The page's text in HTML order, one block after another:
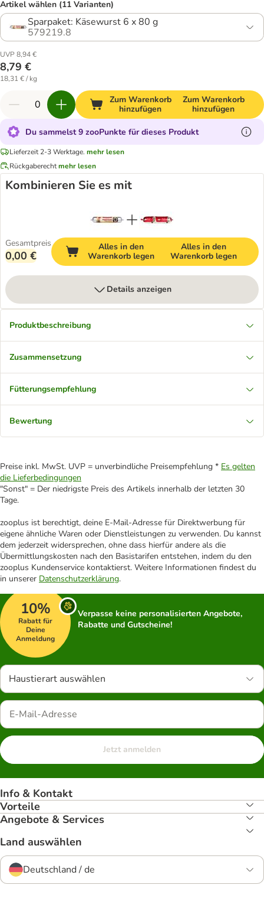
Artikel wählen (11 Varianten)
Sparpaket: Käsewurst 6 x 80 g
579219.8
UVP 8,94 €
8,79 €
18,31 € / kg
Zum Warenkorb
hinzufügen
Zum Warenkorb
hinzufügen
Du sammelst 9 zooPunkte für dieses Produkt
Lieferzeit 2-3 Werktage. mehr lesen
Rückgaberechtmehr lesen
Kombinieren Sie es mit
Gesamtpreis
0,00 €
Alles in den
Warenkorb legen
Alles in den
Warenkorb legen
Details anzeigen
Produktbeschreibung
Zusammensetzung
Fütterungsempfehlung
Bewertung
Preise inkl. MwSt. UVP = unverbindliche Preisempfehlung * Es gelten
die Lieferbedingungen
"Sonst" = Der niedrigste Preis des Artikels innerhalb der letzten 30
Tage.
zooplus ist berechtigt, deine E-Mail-Adresse für Direktwerbung für
eigene ähnliche Waren oder Dienstleistungen zu verwenden. Du kannst
dem jederzeit widersprechen, ohne dass hierfür andere als die
Übermittlungskosten nach den Basistarifen entstehen, indem du den
zooplus Kundenservice kontaktierst. Weitere Informationen findest du
in unserer Datenschutzerklärung.
10%
Rabatt für
Deine
Anmeldung
Verpasse keine personalisierten Angebote,
Rabatte und Gutscheine!
Haustierart auswählen
Jetzt anmelden
Info & Kontakt
Vorteile
Angebote & Services
Land auswählen
Deutschland / de